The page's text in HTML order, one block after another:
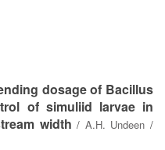
dosage of Bacillus
of simuliid larvae in
width / A.H. Undeen /